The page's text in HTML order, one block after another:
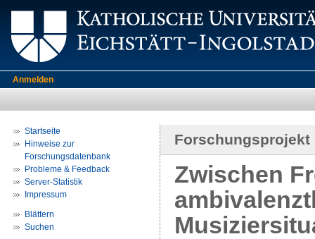
Anmelden
Startseite
Hinweise zur
Forschungsdatenbank
Probleme & Feedback
Server-Statistik
Impressum
Blättern
Suchen
Forschungsprojekt
Zwischen